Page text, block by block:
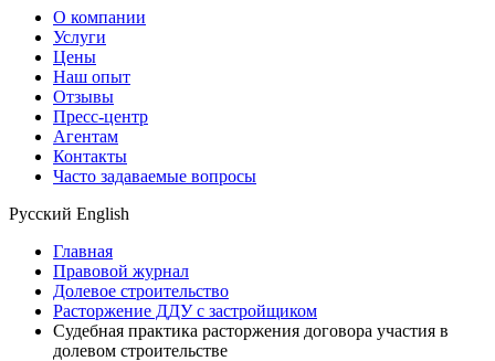
О компании
Услуги
Цены
Наш опыт
Отзывы
Пресс-центр
Агентам
Контакты
Часто задаваемые вопросы
Русский English
Главная
Правовой журнал
Долевое строительство
Расторжение ДДУ с застройщиком
Судебная практика расторжения договора участия в
долевом строительстве